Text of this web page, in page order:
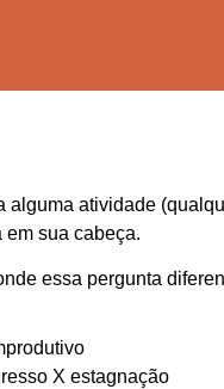
alguma atividade
em sua cabeça.
essa pergunta
X estagnação